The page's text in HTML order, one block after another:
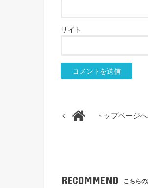
サイト
トップページへ
RECOMMEND こちらの